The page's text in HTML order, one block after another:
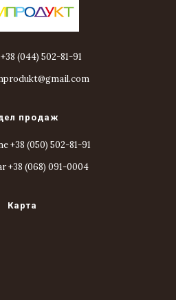
(044) 502-81-91
продаж
+38 (050) 502-81-91
+38 (068) 091-0004
Карта